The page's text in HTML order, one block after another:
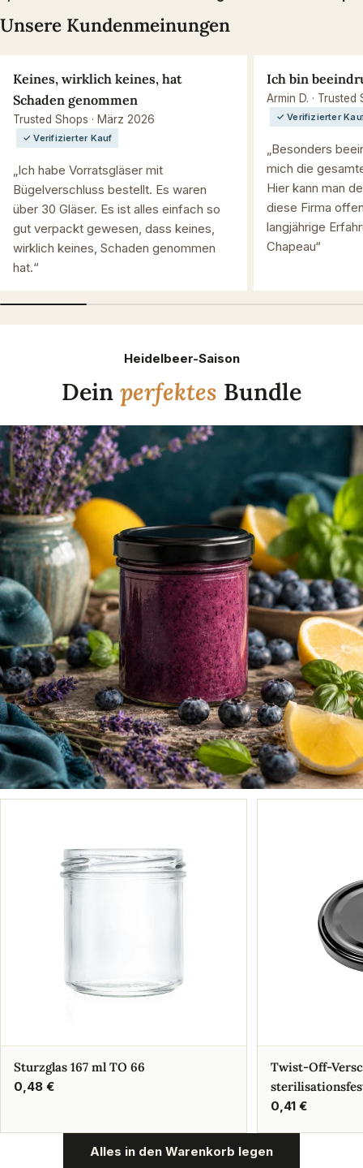
Unsere Kundenmeinungen
Keines, wirklich keines, hat
Schaden genommen
Trusted Shops · März 2026
✓ Verifizierter Kauf
„Ich habe Vorratsgläser mit
Bügelverschluss bestellt. Es waren
über 30 Gläser. Es ist alles einfach so
gut verpackt gewesen, dass keines,
wirklich keines, Schaden genommen
hat.“
Ich bin
Armin D. · Trusted
✓ Verifizierter
„Besonders
mich die
Hier kann man
diese Firma
langjährige
Chapeau“
Heidelbeer-Saison
Dein perfektes Bundle
Sturzglas 167 ml TO 66
Regulärer
0,48 €
Twist-Off-
Regulärer
0,41 €
Alles in den Warenkorb legen